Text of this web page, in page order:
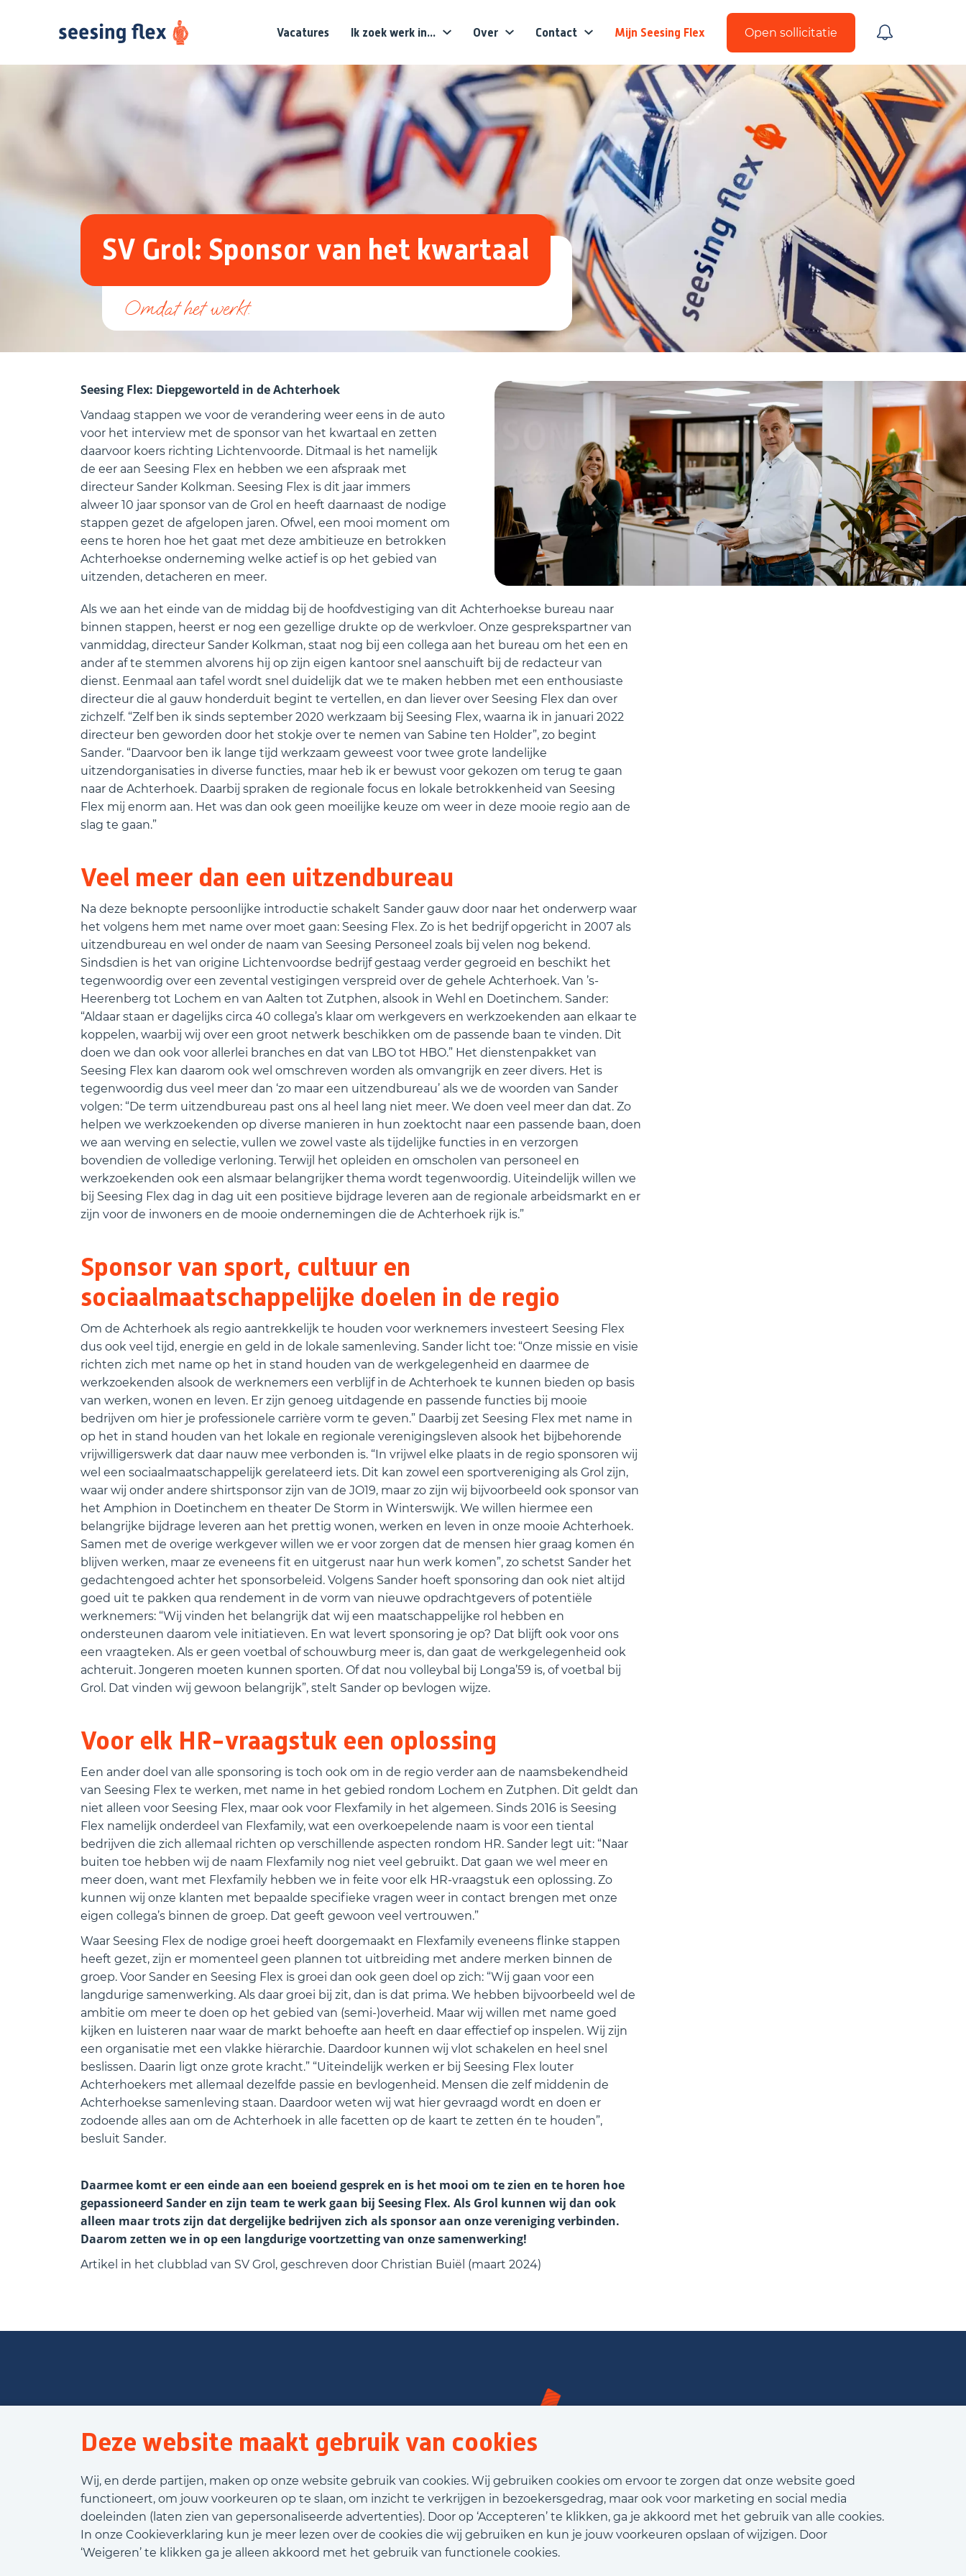
Deze website maakt gebruik van cookies
Wij, en derde partijen, maken op onze website gebruik van cookies. Wij gebruiken cookies om ervoor te zorgen dat onze website goed
functioneert, om jouw voorkeuren op te slaan, om inzicht te verkrijgen in bezoekersgedrag, maar ook voor marketing en social media
doeleinden (laten zien van gepersonaliseerde advertenties). Door op ‘Accepteren’ te klikken, ga je akkoord met het gebruik van alle cookies.
In onze Cookieverklaring kun je meer lezen over de cookies die wij gebruiken en kun je jouw voorkeuren opslaan of wijzigen. Door
‘Weigeren’ te klikken ga je alleen akkoord met het gebruik van functionele cookies.
Vacatures Ik zoek werk in... Over Contact Mijn Seesing Flex Open sollicitatie
SV Grol: Sponsor van het kwartaal
Seesing Flex: Diepgeworteld in de Achterhoek
Vandaag stappen we voor de verandering weer eens in de auto
voor het interview met de sponsor van het kwartaal en zetten
daarvoor koers richting Lichtenvoorde. Ditmaal is het namelijk
de eer aan Seesing Flex en hebben we een afspraak met
directeur Sander Kolkman. Seesing Flex is dit jaar immers
alweer 10 jaar sponsor van de Grol en heeft daarnaast de nodige
stappen gezet de afgelopen jaren. Ofwel, een mooi moment om
eens te horen hoe het gaat met deze ambitieuze en betrokken
Achterhoekse onderneming welke actief is op het gebied van
uitzenden, detacheren en meer.
Als we aan het einde van de middag bij de hoofdvestiging van dit Achterhoekse bureau naar
binnen stappen, heerst er nog een gezellige drukte op de werkvloer. Onze gesprekspartner van
vanmiddag, directeur Sander Kolkman, staat nog bij een collega aan het bureau om het een en
ander af te stemmen alvorens hij op zijn eigen kantoor snel aanschuift bij de redacteur van
dienst. Eenmaal aan tafel wordt snel duidelijk dat we te maken hebben met een enthousiaste
directeur die al gauw honderduit begint te vertellen, en dan liever over Seesing Flex dan over
zichzelf. “Zelf ben ik sinds september 2020 werkzaam bij Seesing Flex, waarna ik in januari 2022
directeur ben geworden door het stokje over te nemen van Sabine ten Holder”, zo begint
Sander. “Daarvoor ben ik lange tijd werkzaam geweest voor twee grote landelijke
uitzendorganisaties in diverse functies, maar heb ik er bewust voor gekozen om terug te gaan
naar de Achterhoek. Daarbij spraken de regionale focus en lokale betrokkenheid van Seesing
Flex mij enorm aan. Het was dan ook geen moeilijke keuze om weer in deze mooie regio aan de
slag te gaan.”
Veel meer dan een uitzendbureau
Na deze beknopte persoonlijke introductie schakelt Sander gauw door naar het onderwerp waar
het volgens hem met name over moet gaan: Seesing Flex. Zo is het bedrijf opgericht in 2007 als
uitzendbureau en wel onder de naam van Seesing Personeel zoals bij velen nog bekend.
Sindsdien is het van origine Lichtenvoordse bedrijf gestaag verder gegroeid en beschikt het
tegenwoordig over een zevental vestigingen verspreid over de gehele Achterhoek. Van ’s-
Heerenberg tot Lochem en van Aalten tot Zutphen, alsook in Wehl en Doetinchem. Sander:
“Aldaar staan er dagelijks circa 40 collega’s klaar om werkgevers en werkzoekenden aan elkaar te
koppelen, waarbij wij over een groot netwerk beschikken om de passende baan te vinden. Dit
doen we dan ook voor allerlei branches en dat van LBO tot HBO.” Het dienstenpakket van
Seesing Flex kan daarom ook wel omschreven worden als omvangrijk en zeer divers. Het is
tegenwoordig dus veel meer dan ‘zo maar een uitzendbureau’ als we de woorden van Sander
volgen: “De term uitzendbureau past ons al heel lang niet meer. We doen veel meer dan dat. Zo
helpen we werkzoekenden op diverse manieren in hun zoektocht naar een passende baan, doen
we aan werving en selectie, vullen we zowel vaste als tijdelijke functies in en verzorgen
bovendien de volledige verloning. Terwijl het opleiden en omscholen van personeel en
werkzoekenden ook een alsmaar belangrijker thema wordt tegenwoordig. Uiteindelijk willen we
bij Seesing Flex dag in dag uit een positieve bijdrage leveren aan de regionale arbeidsmarkt en er
zijn voor de inwoners en de mooie ondernemingen die de Achterhoek rijk is.”
Sponsor van sport, cultuur en
sociaalmaatschappelijke doelen in de regio
Om de Achterhoek als regio aantrekkelijk te houden voor werknemers investeert Seesing Flex
dus ook veel tijd, energie en geld in de lokale samenleving. Sander licht toe: “Onze missie en visie
richten zich met name op het in stand houden van de werkgelegenheid en daarmee de
werkzoekenden alsook de werknemers een verblijf in de Achterhoek te kunnen bieden op basis
van werken, wonen en leven. Er zijn genoeg uitdagende en passende functies bij mooie
bedrijven om hier je professionele carrière vorm te geven.” Daarbij zet Seesing Flex met name in
op het in stand houden van het lokale en regionale verenigingsleven alsook het bijbehorende
vrijwilligerswerk dat daar nauw mee verbonden is. “In vrijwel elke plaats in de regio sponsoren wij
wel een sociaalmaatschappelijk gerelateerd iets. Dit kan zowel een sportvereniging als Grol zijn,
waar wij onder andere shirtsponsor zijn van de JO19, maar zo zijn wij bijvoorbeeld ook sponsor van
het Amphion in Doetinchem en theater De Storm in Winterswijk. We willen hiermee een
belangrijke bijdrage leveren aan het prettig wonen, werken en leven in onze mooie Achterhoek.
Samen met de overige werkgever willen we er voor zorgen dat de mensen hier graag komen én
blijven werken, maar ze eveneens fit en uitgerust naar hun werk komen”, zo schetst Sander het
gedachtengoed achter het sponsorbeleid. Volgens Sander hoeft sponsoring dan ook niet altijd
goed uit te pakken qua rendement in de vorm van nieuwe opdrachtgevers of potentiële
werknemers: “Wij vinden het belangrijk dat wij een maatschappelijke rol hebben en
ondersteunen daarom vele initiatieven. En wat levert sponsoring je op? Dat blijft ook voor ons
een vraagteken. Als er geen voetbal of schouwburg meer is, dan gaat de werkgelegenheid ook
achteruit. Jongeren moeten kunnen sporten. Of dat nou volleybal bij Longa’59 is, of voetbal bij
Grol. Dat vinden wij gewoon belangrijk”, stelt Sander op bevlogen wijze.
Voor elk HR-vraagstuk een oplossing
Een ander doel van alle sponsoring is toch ook om in de regio verder aan de naamsbekendheid
van Seesing Flex te werken, met name in het gebied rondom Lochem en Zutphen. Dit geldt dan
niet alleen voor Seesing Flex, maar ook voor Flexfamily in het algemeen. Sinds 2016 is Seesing
Flex namelijk onderdeel van Flexfamily, wat een overkoepelende naam is voor een tiental
bedrijven die zich allemaal richten op verschillende aspecten rondom HR. Sander legt uit: “Naar
buiten toe hebben wij de naam Flexfamily nog niet veel gebruikt. Dat gaan we wel meer en
meer doen, want met Flexfamily hebben we in feite voor elk HR-vraagstuk een oplossing. Zo
kunnen wij onze klanten met bepaalde specifieke vragen weer in contact brengen met onze
eigen collega’s binnen de groep. Dat geeft gewoon veel vertrouwen.”
Waar Seesing Flex de nodige groei heeft doorgemaakt en Flexfamily eveneens flinke stappen
heeft gezet, zijn er momenteel geen plannen tot uitbreiding met andere merken binnen de
groep. Voor Sander en Seesing Flex is groei dan ook geen doel op zich: “Wij gaan voor een
langdurige samenwerking. Als daar groei bij zit, dan is dat prima. We hebben bijvoorbeeld wel de
ambitie om meer te doen op het gebied van (semi-)overheid. Maar wij willen met name goed
kijken en luisteren naar waar de markt behoefte aan heeft en daar effectief op inspelen. Wij zijn
een organisatie met een vlakke hiërarchie. Daardoor kunnen wij vlot schakelen en heel snel
beslissen. Daarin ligt onze grote kracht.” “Uiteindelijk werken er bij Seesing Flex louter
Achterhoekers met allemaal dezelfde passie en bevlogenheid. Mensen die zelf middenin de
Achterhoekse samenleving staan. Daardoor weten wij wat hier gevraagd wordt en doen er
zodoende alles aan om de Achterhoek in alle facetten op de kaart te zetten én te houden”,
besluit Sander.
Daarmee komt er een einde aan een boeiend gesprek en is het mooi om te zien en te horen hoe
gepassioneerd Sander en zijn team te werk gaan bij Seesing Flex. Als Grol kunnen wij dan ook
alleen maar trots zijn dat dergelijke bedrijven zich als sponsor aan onze vereniging verbinden.
Daarom zetten we in op een langdurige voortzetting van onze samenwerking!
Artikel in het clubblad van SV Grol, geschreven door Christian Buiël (maart 2024)